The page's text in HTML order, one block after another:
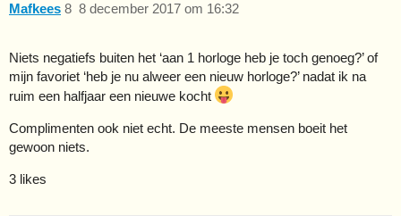
Mafkees 8 december 2017 om 16:32
8
Niets negatiefs buiten het ‘aan 1 horloge heb je toch genoeg?’ of
mijn favoriet ‘heb je nu alweer een nieuw horloge?’ nadat ik na
ruim een halfjaar een nieuwe kocht
Complimenten ook niet echt. De meeste mensen boeit het
gewoon niets.
3 likes